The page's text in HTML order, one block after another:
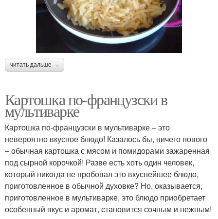
читать дальше →
Картошка по-французски в
мультиварке
Картошка по-французски в мультиварке – это
невероятно вкусное блюдо! Казалось бы, ничего нового
– обычная картошка с мясом и помидорами зажаренная
под сырной корочкой! Разве есть хоть один человек,
который никогда не пробовал это вкуснейшее блюдо,
приготовленное в обычной духовке? Но, оказывается,
приготовленное в мультиварке, это блюдо приобретает
особенный вкус и аромат, становится сочным и нежным!